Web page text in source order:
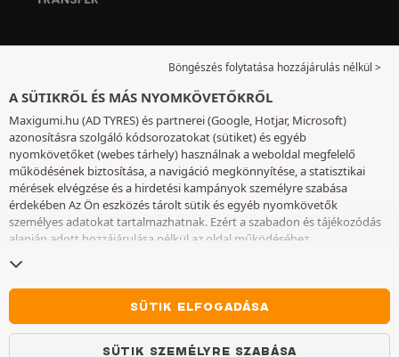
Böngészés folytatása hozzájárulás nélkül >
A SÜTIKRŐL ÉS MÁS NYOMKÖVETŐKRŐL
Maxigumi.hu (AD TYRES) és partnerei (Google, Hotjar, Microsoft)
azonosításra szolgáló kódsorozatokat (sütiket) és egyéb
nyomkövetőket (webes tárhely) használnak a weboldal megfelelő
működésének biztosítása, a navigáció megkönnyítése, a statisztikai
mérések elvégzése és a hirdetési kampányok személyre szabása
érdekében Az Ön eszközés tárolt sütik és egyéb nyomkövetők
személyes adatokat tartalmazhatnak. Ezért a szabadon és tájékozódás
alapján adott hozzájárulása nélkül az oldal működéséhez
nyomkövetőket az eszközén. Az Ön által választott beállításokat 6
hónapig őrizzük meg. A hozzájárulását bármikor visszavonhatja aSütik
és egyéb nyomkövetőkoldalon. Ön dönthet úgy, hogy a böngészést a
sütik vagy más nyomkövetők elhelyezésének elfogadása nélkül
folytatja. A sütik elutasítása nem akadályozza meg a szolgáltatások
SÜTIK ELFOGADÁSA
SÜTIK SZEMÉLYRE SZABÁSA